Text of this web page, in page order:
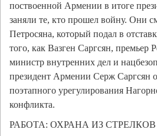
поствоенной Армении в итоге
заняли те, кто прошел войну. Они
Петросяна, который подал в
того, как Вазген Саргсян, премьер
министр внутренних дел и
президент Армении Серж Саргсян
поэтапного урегулирования
конфликта.
РАБОТА: ОХРАНА ИЗ СТРЕЛКОВ